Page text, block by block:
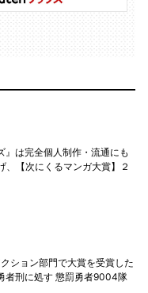
は完全個人制作・流通にも
【次にくるマンガ大賞】２
ション部門で大賞を受賞した
者刑に処す 懲罰勇者9004隊